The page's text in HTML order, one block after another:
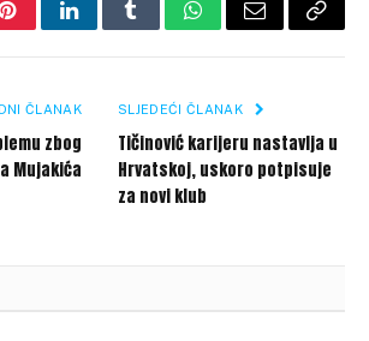
PinterestLinkedInTumblrWhatsApp
Email Copy
ČLANAK
zbog
Mujakića
SLJEDEĆI ČLANAK
Tičinović karijeru nastavlja u
Hrvatskoj, uskoro potpisuje
za novi klub